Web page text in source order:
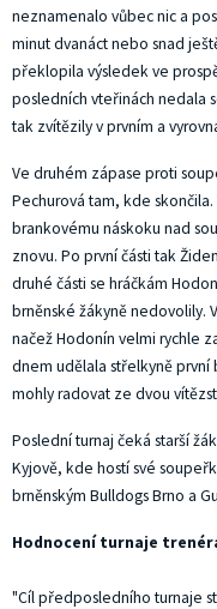
neznamenalo vůbec nic a
minut dvanáct nebo snad
překlopila výsledek ve
posledních vteřinách nedala
tak zvítězily v prvním a
Ve druhém zápase proti
Pechurová tam, kde
brankovému náskoku nad
znovu. Po první části tak
druhé části se hráčkám
brněnské žákyně nedovolily.
načež Hodonín velmi rychle
dnem udělala střelkyně první
mohly radovat ze dvou
Poslední turnaj čeká starší
Kyjově, kde hostí své
brněnským Bulldogs Brno a
Hodnocení turnaje
"Cíl předposledního turnaje